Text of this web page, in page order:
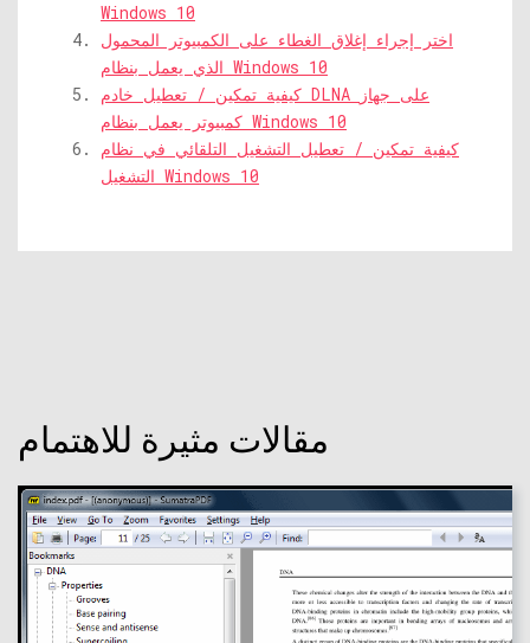
Windows 10
اختر إجراء إغلاق الغطاء على الكمبيوتر المحمول
الذي يعمل بنظام Windows 10
كيفية تمكين / تعطيل خادم DLNA على جهاز
كمبيوتر يعمل بنظام Windows 10
كيفية تمكين / تعطيل التشغيل التلقائي في نظام
التشغيل Windows 10
مقالات مثيرة للاهتمام